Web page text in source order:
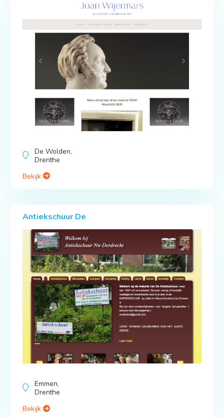
De Wolden,
Drenthe
Bekijk
Antiekschuur De
Emmen,
Drenthe
Bekijk